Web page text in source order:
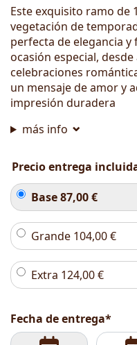
Este exquisito ramo de
vegetación de
perfecta de elegancia
ocasión especial,
celebraciones
un mensaje de amor y
impresión duradera
más info
Precio entrega
Base87,00€
Grande 104,00€
Extra 124,00€
Fecha de entrega*